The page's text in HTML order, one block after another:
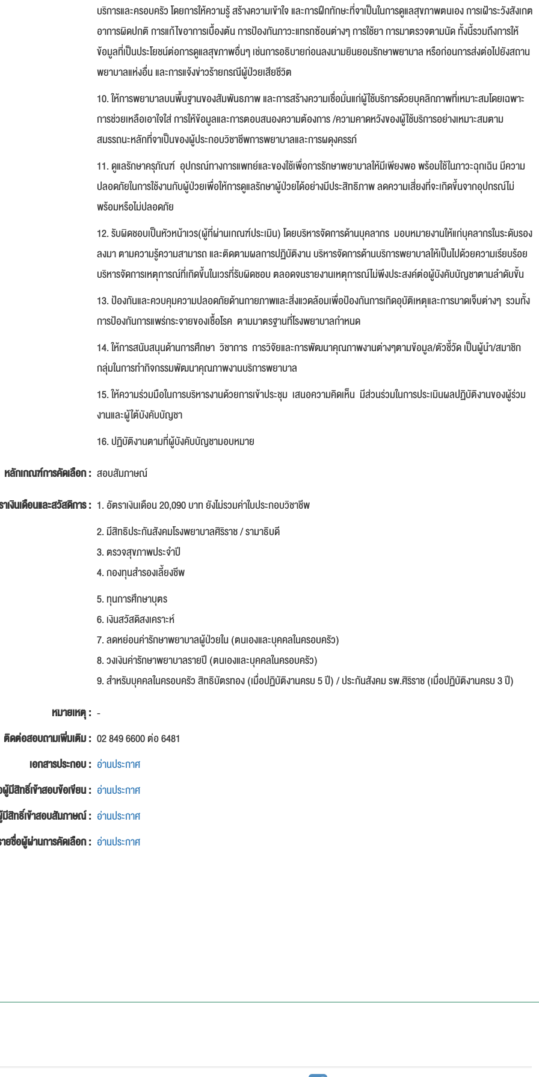
บริการและครอบครัว โดยการให้ความรู้ สร้างความเข้าใจ และการฝึกทักษะที่จาเป็นในการดูแลสุขภาพตนเอง การเฝ้าระวังสังเกต
อาการผิดปกติ การแก้ไขอาการเบื้องต้น การป้องกันภาวะแทรกซ้อนต่างๆ การใช้ยา การมาตรวจตามนัด ทั้งนี้รวมถึงการให้
ข้อมูลที่เป็นประโยชน์ต่อการดูแลสุขภาพอื่นๆ เช่นการอธิบายก่อนลงนามยินยอมรักษาพยาบาล หรือก่อนการส่งต่อไปยังสถาน
พยาบาลแห่งอื่น และการแจ้งข่าวร้ายกรณีผู้ป่วยเสียชีวิต
10. ให้การพยาบาลบนพื้นฐานของสัมพันธภาพ และการสร้างความเชื่อมั่นแก่ผู้ใช้บริการด้วยบุคลิกภาพที่เหมาะสมโดยเฉพาะ
การช่วยเหลือเอาใจใส่ การให้ข้อมูลและการตอบสนองความต้องการ /ความคาดหวังของผู้ใช้บริการอย่างเหมาะสมตาม
สมรรถนะหลักที่จาเป็นของผู้ประกอบวิชาชีพการพยาบาลและการผดุงครรภ์
11. ดูแลรักษาครุภัณฑ์ อุปกรณ์ทางการแพทย์และของใช้เพื่อการรักษาพยาบาลให้มีเพียงพอ พร้อมใช้ในภาวะฉุกเฉิน มีความ
ปลอดภัยในการใช้งานกับผู้ป่วยเพื่อให้การดูแลรักษาผู้ป่วยได้อย่างมีประสิทธิภาพ ลดความเสี่ยงที่จะเกิดขึ้นจากอุปกรณ์ไม่
พร้อมหรือไม่ปลอดภัย
12. รับผิดชอบเป็นหัวหน้าเวร(ผู้ที่ผ่านเกณฑ์ประเมิน) โดยบริหารจัดการด้านบุคลากร มอบหมายงานให้แก่บุคลากรในระดับรอง
ลงมา ตามความรู้ความสามารถ และติดตามผลการปฏิบัติงาน บริหารจัดการด้านบริการพยาบาลให้เป็นไปด้วยความเรียบร้อย
บริหารจัดการเหตุการณ์ที่เกิดขึ้นในเวรที่รับผิดชอบ ตลอดจนรายงานเหตุการณ์ไม่พึงประสงค์ต่อผู้บังคับบัญชาตามลำดับขั้น
13. ป้องกันและควบคุมความปลอดภัยด้านกายภาพและสิ่งแวดล้อมเพื่อป้องกันการเกิดอุบัติเหตุและการบาดเจ็บต่างๆ รวมทั้ง
การป้องกันการแพร่กระจายของเชื้อโรค ตามมาตรฐานที่โรงพยาบาลกำหนด
14. ให้การสนับสนุนด้านการศึกษา วิชาการ การวิจัยและการพัฒนาคุณภาพงานต่างๆตามข้อมูล/ตัวชี้วัด เป็นผู้นำ/สมาชิก
กลุ่มในการทำกิจกรรมพัฒนาคุณภาพงานบริการพยาบาล
15. ให้ความร่วมมือในการบริหารงานด้วยการเข้าประชุม เสนอความคิดเห็น มีส่วนร่วมในการประเมินผลปฏิบัติงานของผู้ร่วม
งานและผู้ใต้บังคับบัญชา
16. ปฏิบัติงานตามที่ผู้บังคับบัญชามอบหมาย
หลักเกณฑ์การคัดเลือก : สอบสัมภาษณ์
เงินเดือนและสวัสดิการ : 1. อัตราเงินเดือน 20,090 บาท ยังไม่รวมค่าใบประกอบวิชาชีพ
2. มีสิทธิประกันสังคมโรงพยาบาลศิริราช / รามาธิบดี
3. ตรวจสุขภาพประจำปี
4. กองทุนสำรองเลี้ยงชีพ
5. ทุนการศึกษาบุตร
6. เงินสวัสดิสงเคราะห์
7. ลดหย่อนค่ารักษาพยาบาลผู้ป่วยใน (ตนเองและบุคคลในครอบครัว)
8. วงเงินค่ารักษาพยาบาลรายปี (ตนเองและบุคคลในครอบครัว)
9. สำหรับบุคคลในครอบครัว สิทธิบัตรทอง (เมื่อปฏิบัติงานครบ 5 ปี) / ประกันสังคม รพ.ศิริราช (เมื่อปฏิบัติงานครบ 3 ปี)
หมายเหตุ : -
ติดต่อสอบถามเพิ่มเติม : 02 849 6600 ต่อ 6481
เอกสารประกอบ : อ่านประกาศ
มีสิทธิ์เข้าสอบข้อเขียน : อ่านประกาศ
สิทธิ์เข้าสอบสัมภาษณ์ : อ่านประกาศ
ยชื่อผู้ผ่านการคัดเลือก : อ่านประกาศ